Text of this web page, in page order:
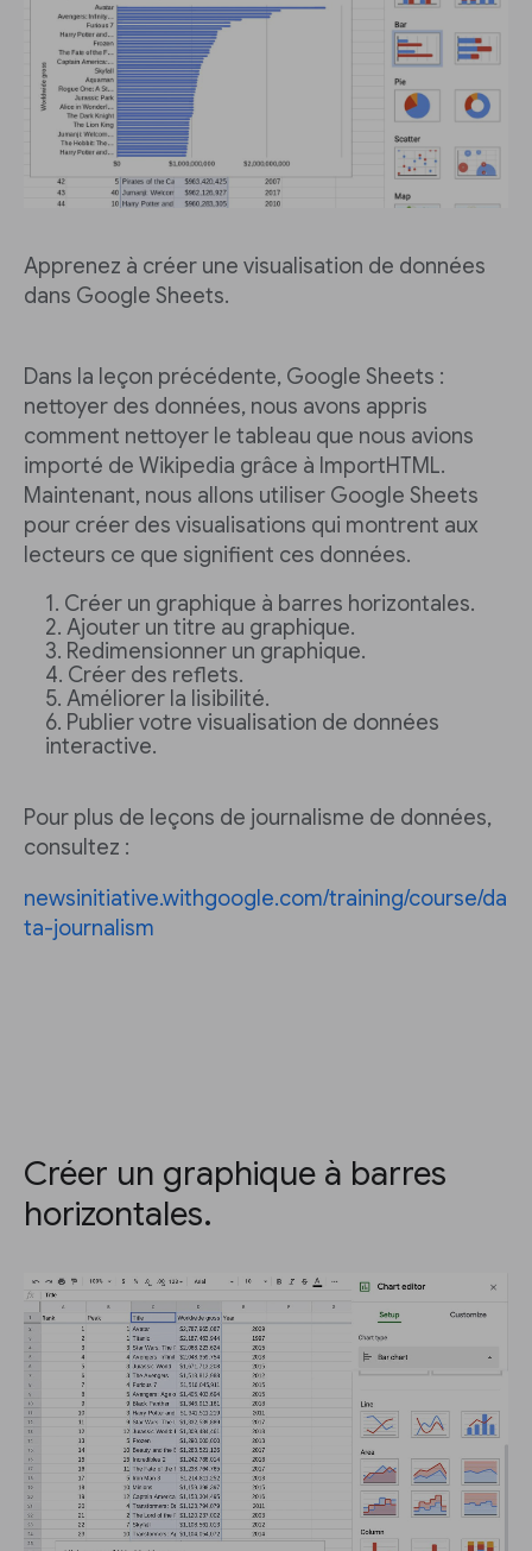
Apprenez à créer une visualisation de données
dans Google Sheets.
Dans la leçon précédente, Google Sheets :
nettoyer des données, nous avons appris
comment nettoyer le tableau que nous avions
importé de Wikipedia grâce à ImportHTML.
Maintenant, nous allons utiliser Google Sheets
pour créer des visualisations qui montrent aux
lecteurs ce que signifient ces données.
Créer un graphique à barres horizontales.
Ajouter un titre au graphique.
Redimensionner un graphique.
Créer des reflets.
Améliorer la lisibilité.
Publier votre visualisation de données
interactive.
Pour plus de leçons de journalisme de données,
consultez :
newsinitiative.withgoogle.com/training/course/da
ta-journalism
Créer un graphique à barres
horizontales.